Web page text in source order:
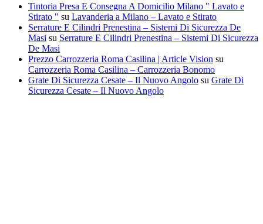
Tintoria Presa E Consegna A Domicilio Milano " Lavato e
Stirato " su Lavanderia a Milano – Lavato e Stirato
Serrature E Cilindri Prenestina – Sistemi Di Sicurezza De
Masi su Serrature E Cilindri Prenestina – Sistemi Di Sicurezza
De Masi
Prezzo Carrozzeria Roma Casilina | Article Vision su
Carrozzeria Roma Casilina – Carrozzeria Bonomo
Grate Di Sicurezza Cesate – Il Nuovo Angolo su Grate Di
Sicurezza Cesate – Il Nuovo Angolo